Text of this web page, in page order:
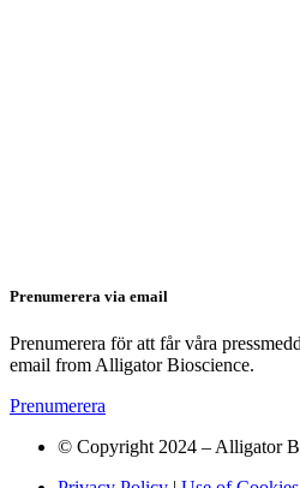
Prenumerera via email
Prenumerera för att får våra
email from Alligator Bioscience.
Prenumerera
© Copyright 2024 – Alligator